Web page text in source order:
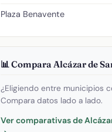
Plaza Benavente
📊 Compara Alcázar de
¿Eligiendo entre municipios
Compara datos lado a lado.
Ver comparativas de